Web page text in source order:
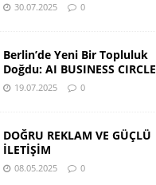
30.07.2025 0
Berlin’de Yeni Bir Topluluk
Doğdu: AI BUSINESS CIRCLE
19.07.2025 0
DOĞRU REKLAM VE GÜÇLÜ
İLETİŞİM
08.05.2025 0